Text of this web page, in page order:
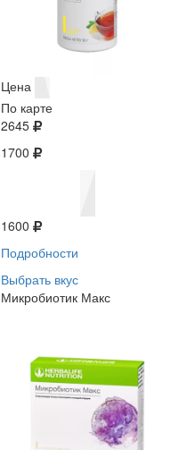
Цена
По карте
2645
1700
1600
Подробности
Выбрать вкус
Микробиотик Макс